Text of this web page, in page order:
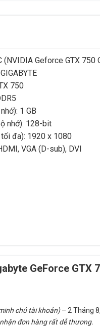
Geforce GTX 750
750
1 GB
nhớ): 128-bit
đa): 1920 x 1080
VGA (D-sub), DVI
GeForce GTX
chủ tài khoản) – 2 Tháng
đơn hàng rất dễ thương.